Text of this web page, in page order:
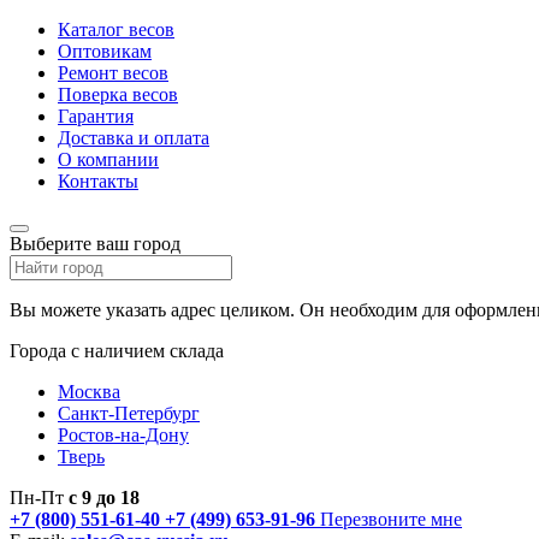
Каталог весов
Оптовикам
Ремонт весов
Поверка весов
Гарантия
Доставка и оплата
О компании
Контакты
Выберите ваш город
Вы можете указать адрес целиком. Он необходим для
Города с наличием склада
Москва
Санкт-Петербург
Ростов-на-Дону
Тверь
Пн-Пт с 9 до 18
+7 (800) 551-61-40 +7 (499) 653-91-96 Перезвоните мне